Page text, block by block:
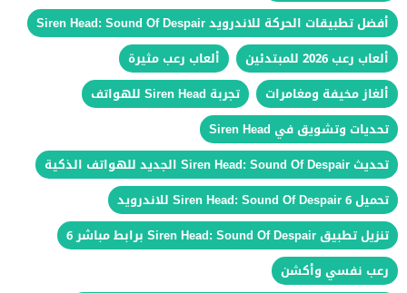
أفضل تطبيقات الحركة للاندرويد Siren Head: Sound Of Despair
ألعاب رعب 2026 للمبتدئين
ألعاب رعب مثيرة
ألغاز مخيفة ومغامرات
تجربة Siren Head للهواتف
تحديات وتشويق في Siren Head
تحديث Siren Head: Sound Of Despair الجديد للهواتف الذكية
تحميل Siren Head: Sound Of Despair 6 للاندرويد
تنزيل تطبيق Siren Head: Sound Of Despair برابط مباشر 6
رعب نفسي وأكشن